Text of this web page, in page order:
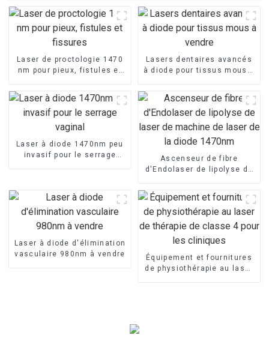
Laser de proctologie 1470
nm pour pieux, fistules et
Lasers dentaires avancés
à diode pour tissus mous à
Laser à diode 1470nm peu
invasif pour le serrage
Ascenseur de fibre
d'Endolaser de lipolyse de
de la diode 1470nm
Laser à diode d'élimination
vasculaire 980nm à vendre
Équipement et fournitures
de physiothérapie au laser